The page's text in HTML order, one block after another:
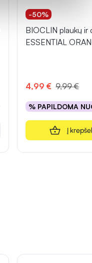
-50%
BIOCLIN plaukų ir
ESSENTIAL
4,99 € 9,99 €
% PAPILDOMA
Į